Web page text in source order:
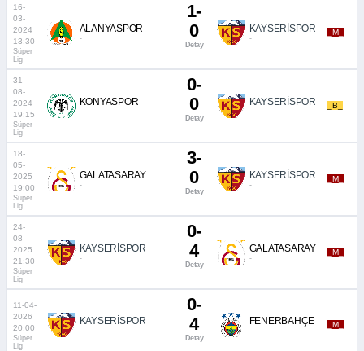
16-
03-
2024
13:30
Süper
Lig
ALANYASPOR
-
1-
0
Detay
KAYSERİSPOR
-
_M_
31-
08-
2024
19:15
Süper
Lig
KONYASPOR
-
0-
0
Detay
KAYSERİSPOR
-
_B_
18-
05-
2025
19:00
Süper
Lig
GALATASARAY
-
3-
0
Detay
KAYSERİSPOR
-
_M_
24-
08-
2025
21:30
Süper
Lig
KAYSERİSPOR
-
0-
4
Detay
GALATASARAY
-
_M_
11-04-
2026
20:00
Süper
Lig
KAYSERİSPOR
-
0-
4
Detay
FENERBAHÇE
-
_M_